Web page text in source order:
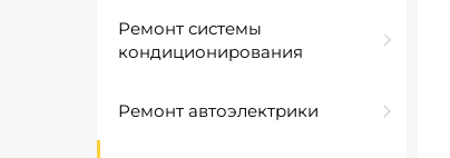
Ремонт системы
кондиционирования
Ремонт автоэлектрики